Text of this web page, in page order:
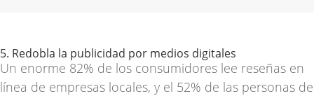
5. Redobla la publicidad por medios digitales
Un enorme 82% de los consumidores lee reseñas en
línea de empresas locales, y el 52% de las personas de